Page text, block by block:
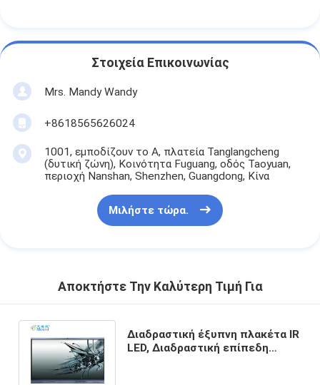
Στοιχεία Επικοινωνίας
Mrs. Mandy Wandy
+8618565626024
1001, εμποδίζουν το Α, πλατεία Tanglangcheng
(δυτική ζώνη), Κοινότητα Fuguang, οδός Taoyuan,
περιοχή Nanshan, Shenzhen, Guangdong, Κίνα
Μιλήστε τώρα.
Αποκτήστε Την Καλύτερη Τιμή Για
Διαδραστική έξυπνη πλακέτα IR
LED, Διαδραστική επίπεδη